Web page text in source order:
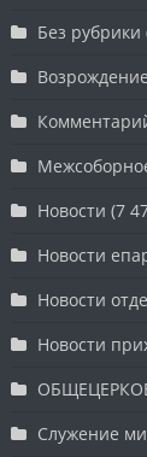
Без рубрики
Возрождение
Новости (7
Новости
Новости
Новости
Служение